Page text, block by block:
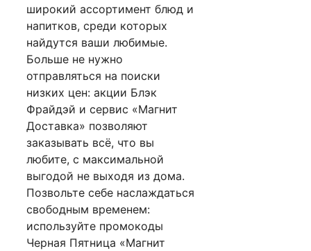
широкий ассортимент блюд и
напитков, среди которых
найдутся ваши любимые.
Больше не нужно
отправляться на поиски
низких цен: акции Блэк
Фрайдэй и сервис «Магнит
Доставка» позволяют
заказывать всё, что вы
любите, с максимальной
выгодой не выходя из дома.
Позвольте себе наслаждаться
свободным временем:
используйте промокоды
Черная Пятница «Магнит